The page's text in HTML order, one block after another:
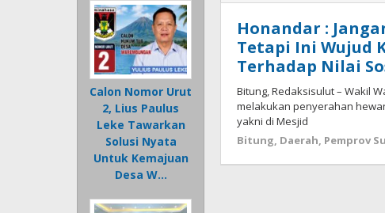
Calon Nomor Urut
2, Lius Paulus
Leke Tawarkan
Solusi Nyata
Untuk Kemajuan
Desa W…
Honandar :
Tetapi Ini Wujud
Terhadap Nilai
Bitung, Redaksisulut – Wakil
melakukan penyerahan
yakni di Mesjid
Bitung, Daerah, Pemprov